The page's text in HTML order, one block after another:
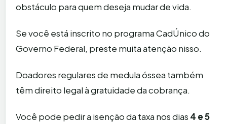
obstáculo para quem deseja mudar de vida.
Se você está inscrito no programa CadÚnico do
Governo Federal, preste muita atenção nisso.
Doadores regulares de medula óssea também
têm direito legal à gratuidade da cobrança.
Você pode pedir a isenção da taxa nos dias 4 e 5